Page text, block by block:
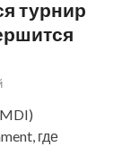
турнир
где